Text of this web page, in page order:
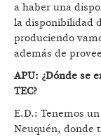
a haber una
la disponibilidad
produciendo
además de
APU: ¿Dónde se
TEC?
E.D.: Tenemos
Neuquén, donde